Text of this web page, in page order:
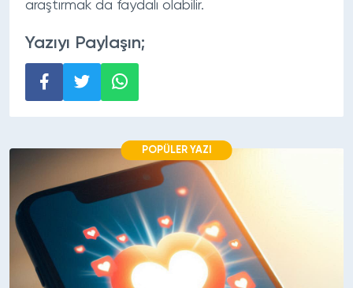
araştırmak da faydalı olabilir.
Yazıyı Paylaşın;
POPÜLER YAZI